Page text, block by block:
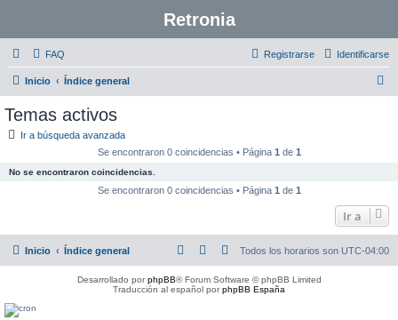
Retronia
FAQ Identificarse
Registrarse
Inicio Índice general
Temas activos
Ir a búsqueda avanzada
Se encontraron 0 coincidencias • Página 1 de 1
No se encontraron coincidencias.
Se encontraron 0 coincidencias • Página 1 de 1
Ir a
Inicio Índice general Todos los horarios son UTC-04:00
Desarrollado porphpBB® Forum Software © phpBB Limited
Traducción al español porphpBB España